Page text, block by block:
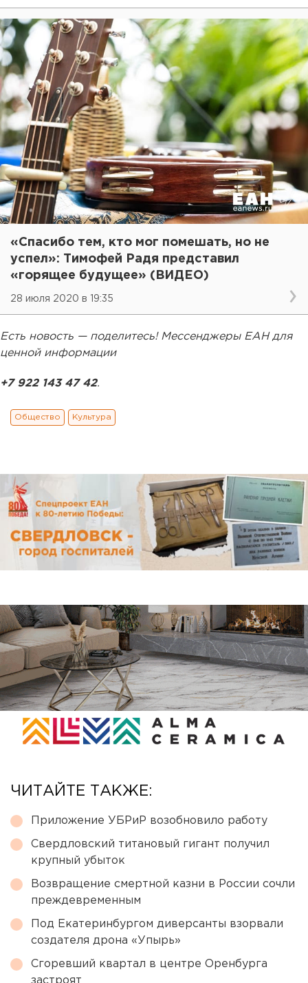
«Спасибо тем, кто мог помешать, но не
успел»: Тимофей Радя представил
«горящее будущее» (ВИДЕО)
28 июля 2020 в 19:35
Есть новость — поделитесь! Мессенджеры ЕАН для
ценной информации
+7 922 143 47 42.
Общество Культура
ЧИТАЙТЕ ТАКЖЕ:
Приложение УБРиР возобновило работу
Свердловский титановый гигант получил
крупный убыток
Возвращение смертной казни в России сочли
преждевременным
Под Екатеринбургом диверсанты взорвали
создателя дрона «Упырь»
Сгоревший квартал в центре Оренбурга
застроят